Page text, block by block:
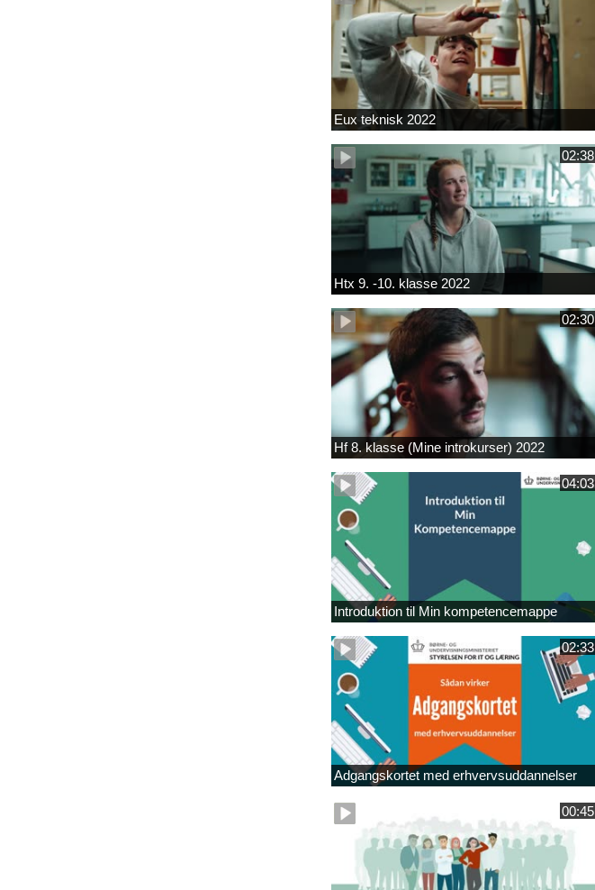
Eux teknisk 2022
02:38
Htx 9. -10. klasse 2022
02:30
Hf 8. klasse (Mine introkurser) 2022
04:03
Introduktion til Min kompetencemappe
02:33
Adgangskortet med erhvervsuddannelser
00:45